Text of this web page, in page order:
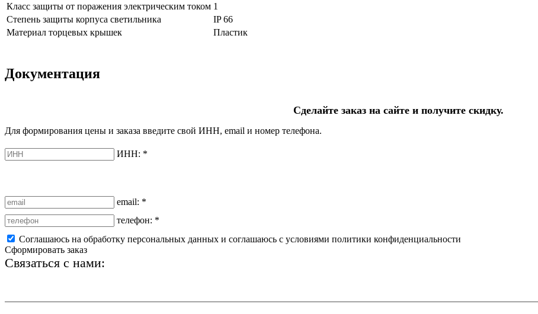
Класс защиты от поражения электрическим током 1
Степень защиты корпуса светильника
IP 66
Материал торцевых крышек
Пластик
Документация
Сделайте заказ на сайте и получите скидку.
Для формирования цены и заказа введите свой ИНН, email и номер телефона.
ИНН: *
email: *
телефон: *
Соглашаюсь на обработку персональных данных и соглашаюсь с условиями политики конфиденциальности
Сформировать заказ
Связаться с нами: